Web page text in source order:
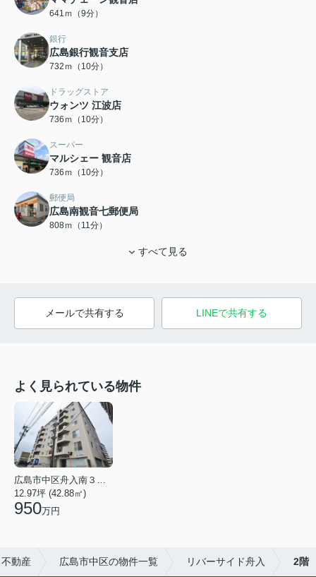
641ｍ（9分）
銀行
広島銀行観音支店
732ｍ（10分）
ドラッグストア
ウォンツ 江波店
736ｍ（10分）
スーパー
マルシェー 観音店
736ｍ（10分）
郵便局
広島南観音七郵便局
808ｍ（11分）
すべて見る
メールで共有する LINEで共有する
よく見られている物件
広島市中区舟入南３丁目
12.97坪 (42.88㎡)
950万円
動産 広島市中区の物件一覧 リバーサイド舟入 2階